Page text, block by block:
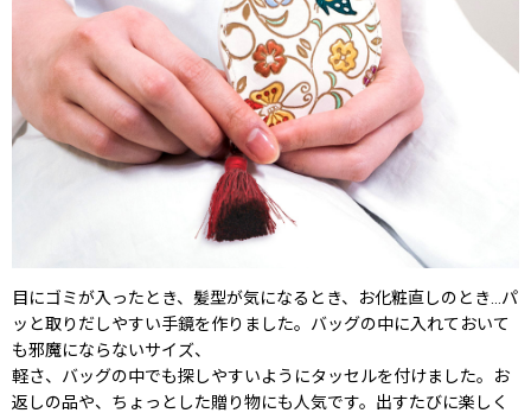
目にゴミが入ったとき、髪型が気になるとき、お化粧直しのとき…パ
ッと取りだしやすい手鏡を作りました。バッグの中に入れておいて
も邪魔にならないサイズ、
軽さ、バッグの中でも探しやすいようにタッセルを付けました。お
返しの品や、ちょっとした贈り物にも人気です。出すたびに楽しく